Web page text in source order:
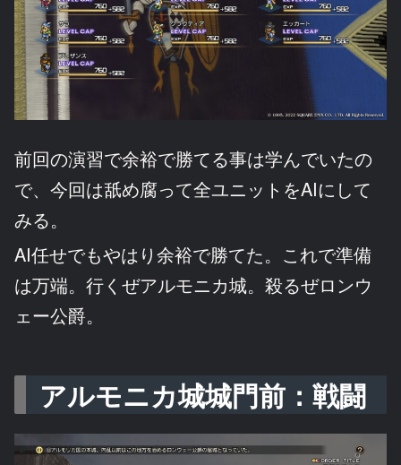
前回の演習で余裕で勝てる事は学んでいたの
で、今回は舐め腐って全ユニットをAIにして
みる。
AI任せでもやはり余裕で勝てた。これで準備
は万端。行くぜアルモニカ城。殺るぜロンウ
ェー公爵。
アルモニカ城城門前：戦闘